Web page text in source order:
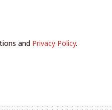
and Privacy Policy.